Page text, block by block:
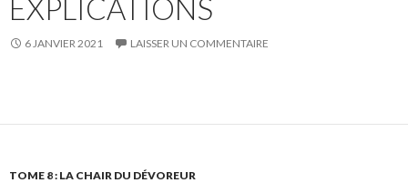
EXPLICATIONS
6 JANVIER 2021 LAISSER UN COMMENTAIRE
TOME 8 : LA CHAIR DU DÉVOREUR